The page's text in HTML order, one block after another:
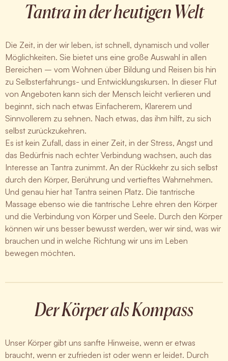
Tantra in der heutigen Welt
Die Zeit, in der wir leben, ist schnell, dynamisch und voller
Möglichkeiten. Sie bietet uns eine große Auswahl in allen
Bereichen – vom Wohnen über Bildung und Reisen bis hin
zu Selbsterfahrungs- und Entwicklungskursen. In dieser Flut
von Angeboten kann sich der Mensch leicht verlieren und
beginnt, sich nach etwas Einfacherem, Klarerem und
Sinnvollerem zu sehnen. Nach etwas, das ihm hilft, zu sich
selbst zurückzukehren.
Es ist kein Zufall, dass in einer Zeit, in der Stress, Angst und
das Bedürfnis nach echter Verbindung wachsen, auch das
Interesse an Tantra zunimmt. An der Rückkehr zu sich selbst
durch den Körper, Berührung und vertieftes Wahrnehmen.
Und genau hier hat Tantra seinen Platz. Die tantrische
Massage ebenso wie die tantrische Lehre ehren den Körper
und die Verbindung von Körper und Seele. Durch den Körper
können wir uns besser bewusst werden, wer wir sind, was wir
brauchen und in welche Richtung wir uns im Leben
bewegen möchten.
Der Körper als Kompass
Unser Körper gibt uns sanfte Hinweise, wenn er etwas
braucht, wenn er zufrieden ist oder wenn er leidet. Durch